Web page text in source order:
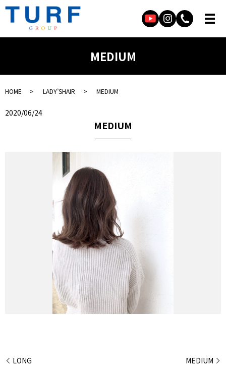
MEDIUM
HOME LADY’SHAIR MEDIUM
2020/06/24
MEDIUM
LONG MEDIUM